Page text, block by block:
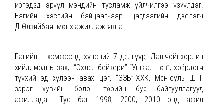
иргэдэд эрүүл мэндийн тусламж үйлчилгээ үзүүлдэг.
Багийн хэсгийн байцаагчаар цагдаагийн дэслэгч
Д.Өлзийбаянмөнх ажиллаж явна.
Багийн хэмжээнд хүнсний 7 дэлгүүр, Дашчойнхорлин
хийд, модны зах, “Эхлэл бейкери” “Угтаал төв”, хоёрдогч
түүхий эд хүлээн авах цэг, “ЗЗБ”-ХХК, Мон-суль ШТГ
зэрэг хувийн болон төрийн бус байгууллагууд
ажилладаг. Тус баг 1998, 2000, 2010 онд ажил